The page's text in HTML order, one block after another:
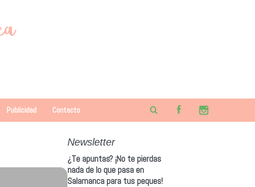
Publicidad Contacto
Newsletter
¿Te apuntas? ¡No te pierdas
nada de lo que pasa en
Salamanca para tus peques!